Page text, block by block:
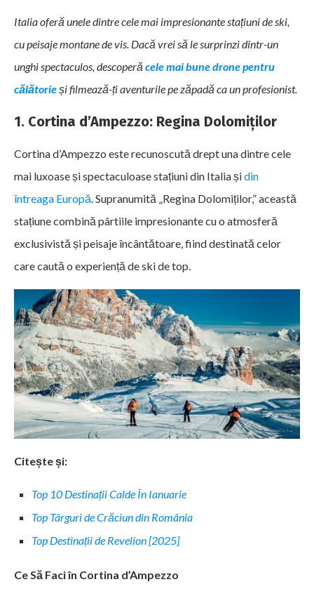
Italia oferă unele dintre cele mai impresionante stațiuni de ski,
cu peisaje montane de vis. Dacă vrei să le surprinzi dintr-un
unghi spectaculos, descoperă cele mai bune drone pentru
călătorieși filmează-ți aventurile pe zăpadă ca un profesionist.
1. Cortina d’Ampezzo: Regina Dolomiților
Cortina d’Ampezzo este recunoscută drept una dintre cele
mai luxoase și spectaculoase stațiuni din Italia șidin
întreaga Europă. Supranumită „Regina Dolomiților,” această
stațiune combină pârtiile impresionante cu o atmosferă
exclusivistă și peisaje încântătoare, fiind destinată celor
care caută o experiență de ski de top.
Citește și:
Top 10 Destinații Calde În Ianuarie
Top Târguri de Crăciun din România
Top Destinații de Revelion [2025]
Ce Să Faci în Cortina d’Ampezzo